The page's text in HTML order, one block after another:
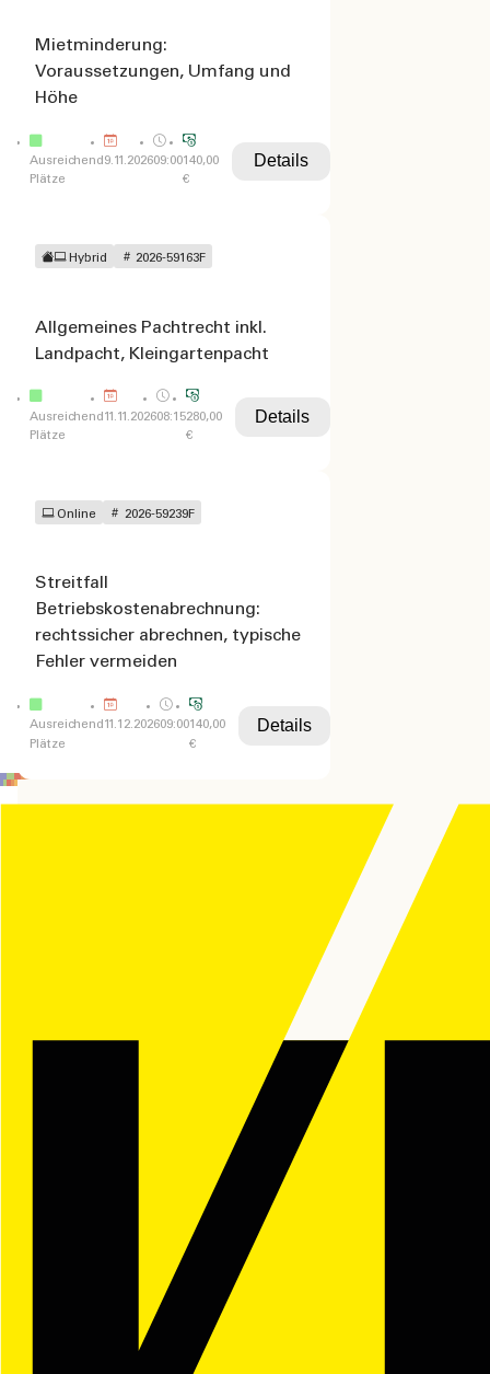
Mietminderung:
Voraussetzungen, Umfang und
Höhe
Ausreichend
Plätze
9.11.202609:00140,00
€
Details
Hybrid 2026-59163F
Allgemeines Pachtrecht inkl.
Landpacht, Kleingartenpacht
Ausreichend
Plätze
11.11.202608:15280,00
€
Details
Online 2026-59239F
Streitfall
Betriebskostenabrechnung:
rechtssicher abrechnen, typische
Fehler vermeiden
Ausreichend
Plätze
11.12.202609:00140,00
€
Details